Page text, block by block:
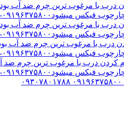
با مرغوب ترین چرم ضد آب
۰۹۳۰۷۸۰۱۷۸۸مهندس دولتی
با مرغوب ترین چرم ضد آب
۰۹۳۰۷۸۰۱۷۸۸مهندس دولتی
با مرغوب ترین چرم ضد آب
۰۹۳۰۷۸۰۱۷۸۸مهندس دولتی
درب با مرغوب ترین چرم ضد
۰۹۳۰۷۸۰۱۷۸۸مهندس دولتی